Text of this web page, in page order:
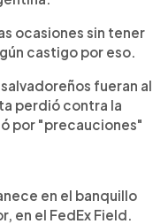
ocasiones sin tener
castigo por eso.
fueran al
perdió contra la
por "precauciones"
en el banquillo
en el FedEx Field.